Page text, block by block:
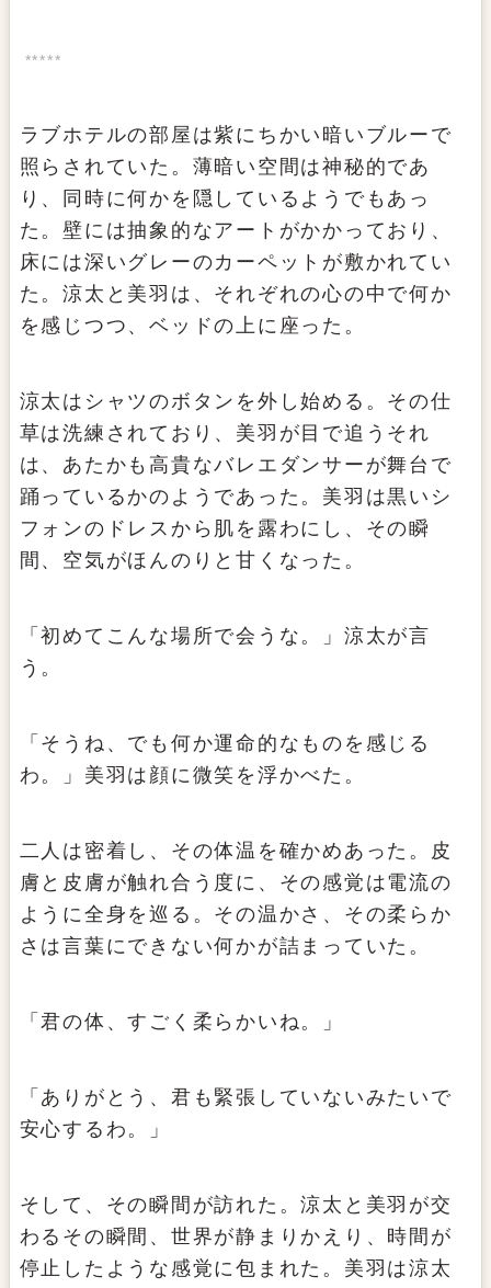
ラブホテルの部屋は紫にちかい暗いブルーで
照らされていた。薄暗い空間は神秘的であ
り、同時に何かを隠しているようでもあっ
た。壁には抽象的なアートがかかっており、
床には深いグレーのカーペットが敷かれてい
た。涼太と美羽は、それぞれの心の中で何か
を感じつつ、ベッドの上に座った。
涼太はシャツのボタンを外し始める。その仕
草は洗練されており、美羽が目で追うそれ
は、あたかも高貴なバレエダンサーが舞台で
踊っているかのようであった。美羽は黒いシ
フォンのドレスから肌を露わにし、その瞬
間、空気がほんのりと甘くなった。
「初めてこんな場所で会うな。」涼太が言
う。
「そうね、でも何か運命的なものを感じる
わ。」美羽は顔に微笑を浮かべた。
二人は密着し、その体温を確かめあった。皮
膚と皮膚が触れ合う度に、その感覚は電流の
ように全身を巡る。その温かさ、その柔らか
さは言葉にできない何かが詰まっていた。
「君の体、すごく柔らかいね。」
「ありがとう、君も緊張していないみたいで
安心するわ。」
そして、その瞬間が訪れた。涼太と美羽が交
わるその瞬間、世界が静まりかえり、時間が
停止したような感覚に包まれた。美羽は涼太